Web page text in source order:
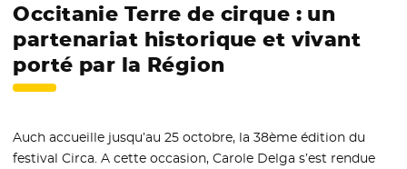
Occitanie Terre de cirque : un
partenariat historique et vivant
porté par la Région
Auch accueille jusqu’au 25 octobre, la 38ème édition du
festival Circa. A cette occasion, Carole Delga s’est rendue